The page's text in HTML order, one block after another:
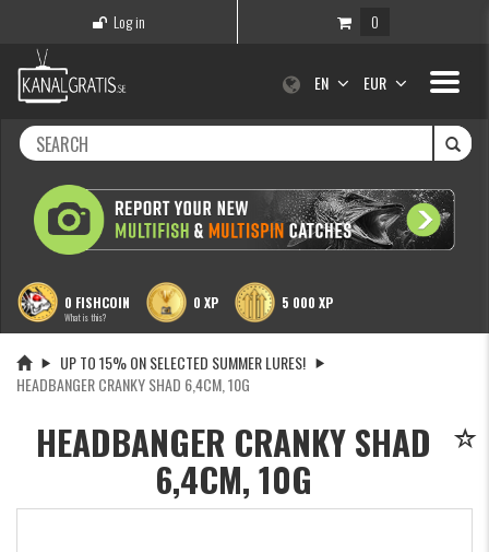
Log in 0
Toggle
EN EUR
0 FISHCOIN
What is this?
0 XP 5 000 XP
UP TO 15% ON SELECTED SUMMER LURES!
HEADBANGER CRANKY SHAD 6,4CM, 10G
HEADBANGER CRANKY SHAD
6,4CM, 10G